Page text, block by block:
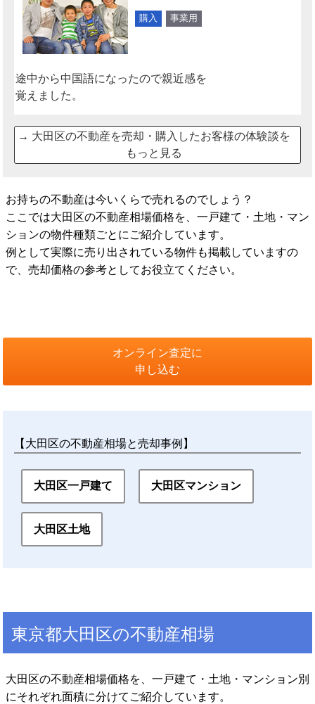
購入 事業用
途中から中国語になったので親近感を
覚えました。
→ 大田区の不動産を売却・購入したお客様の体験談を
もっと見る
お持ちの不動産は今いくらで売れるのでしょう？
ここでは大田区の不動産相場価格を、一戸建て・土地・マン
ションの物件種類ごとにご紹介しています。
例として実際に売り出されている物件も掲載していますの
で、売却価格の参考としてお役立てください。
オンライン査定に
申し込む
【大田区の不動産相場と売却事例】
大田区一戸建て 大田区マンション
大田区土地
東京都大田区の不動産相場
大田区の不動産相場価格を、一戸建て・土地・マンション別
にそれぞれ面積に分けてご紹介しています。